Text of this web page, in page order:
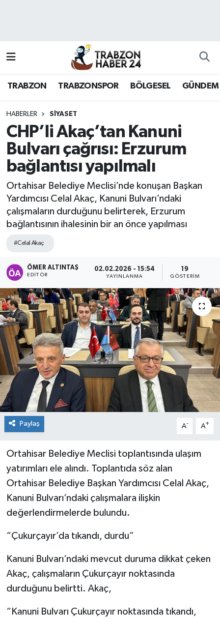
TRABZON TRABZONSPOR BÖLGESEL GÜNDEM
HABERLER SİYASET
CHP’li Akaç’tan Kanuni
Bulvarı çağrısı: Erzurum
bağlantısı yapılmalı
Ortahisar Belediye Meclisi’nde konuşan Başkan
Yardımcısı Celal Akaç, Kanuni Bulvarı’ndaki
çalışmaların durduğunu belirterek, Erzurum
bağlantısının ihalesinin bir an önce yapılması
#Celal Akaç
ÖMER ALTINTAŞ
EDITÖR
02.02.2026 - 15:54
YAYINLANMA
19
GÖSTERIM
Paylaş A- A+
Ortahisar Belediye Meclisi toplantısında ulaşım
yatırımları ele alındı. Toplantıda söz alan
Ortahisar Belediye Başkan Yardımcısı Celal Akaç,
Kanuni Bulvarı’ndaki çalışmalara ilişkin
değerlendirmelerde bulundu.
“Çukurçayır’da tıkandı, durdu”
Kanuni Bulvarı’ndaki mevcut duruma dikkat çeken
Akaç, çalışmaların Çukurçayır noktasında
durduğunu belirtti. Akaç,
“Kanuni Bulvarı Çukurçayır noktasında tıkandı,
Hava Durumu
Namaz Vakitleri
Trafik Durumu
Süper Lig Puan Durumu ve Fikstür
Tüm Manşetler
Son Dakika Haberleri
Haber Arşivi